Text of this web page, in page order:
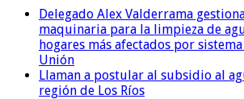
Delegado Alex Valderrama
maquinaria para la limpieza de
hogares más afectados por
Unión
Llaman a postular al subsidio al
región de Los Ríos